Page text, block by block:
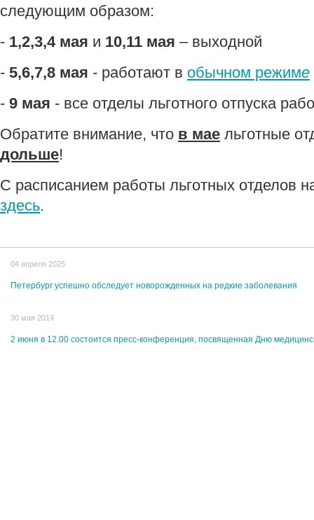
следующим образом:
- 1,2,3,4 мая и 10,11 мая – выходной
- 5,6,7,8 мая - работают в обычном режиме
- 9 мая - все отделы льготного отпуска
Обратите внимание, что в мае льготные
дольше!
С расписанием работы льготных отделов
здесь.
04 апреля 2025
Петербург успешно обследует новорожденных на редкие заболевания
30 мая 2014
2 июня в 12.00 состоится пресс-конференция, посвященная Дню